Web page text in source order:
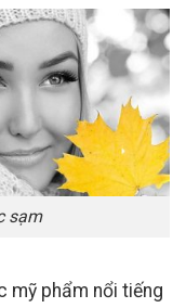
sạm
mỹ phẩm nổi tiếng